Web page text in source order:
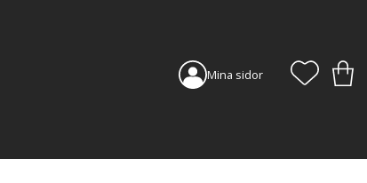
Mina sidor